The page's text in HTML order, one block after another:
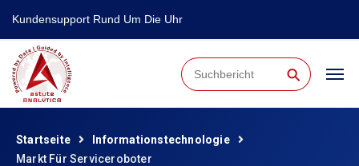
Kundensupport Rund Um Die Uhr
⚲
Startseite
Informationstechnologie
Markt Für Serviceroboter